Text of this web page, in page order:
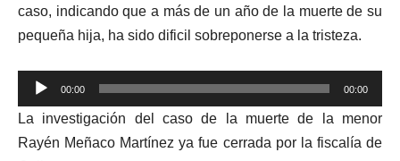
caso, indicando que a más de un año de la muerte de su
pequeña hija, ha sido dificil sobreponerse a la tristeza.
Reproductor
de
audio
00:00 00:00
La investigación del caso de la muerte de la menor
Rayén Meñaco Martínez ya fue cerrada por la fiscalía de